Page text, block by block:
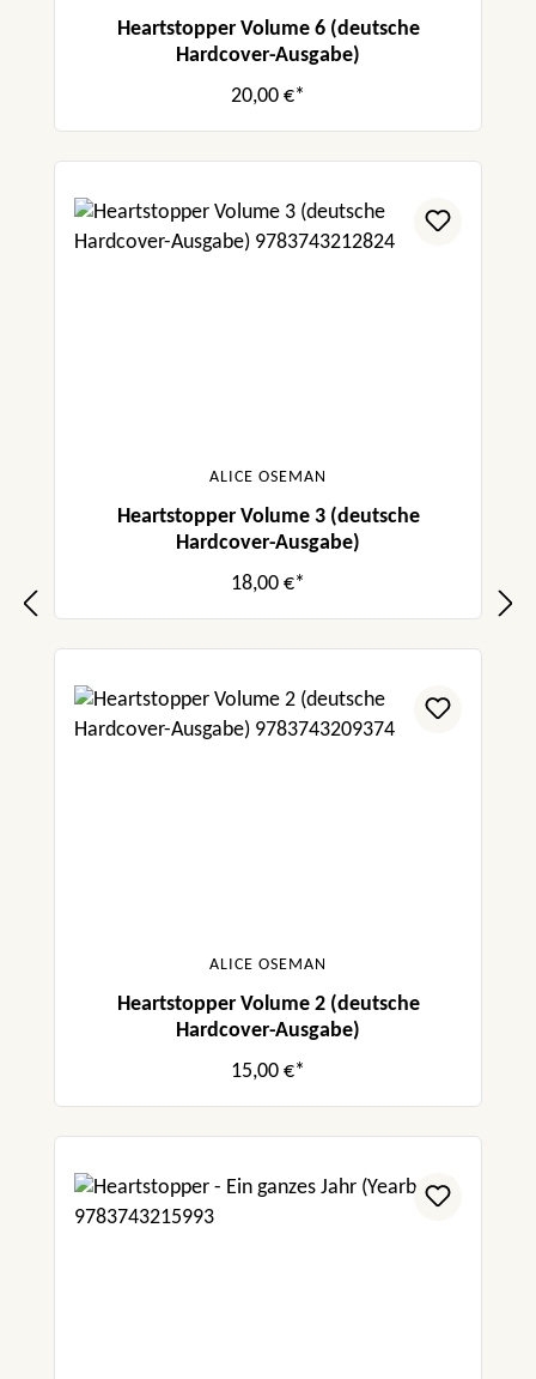
Heartstopper Volume 6 (deutsche
Hardcover-Ausgabe)
20,00 €*
ALICE OSEMAN
Heartstopper Volume 3 (deutsche
Hardcover-Ausgabe)
18,00 €*
ALICE OSEMAN
Heartstopper Volume 2 (deutsche
Hardcover-Ausgabe)
15,00 €*